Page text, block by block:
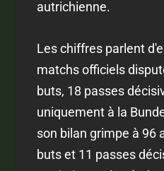
autrichienne.
Les chiffres parlent
matchs officiels
buts, 18 passes
uniquement à la
son bilan grimpe à 96
buts et 11 passes